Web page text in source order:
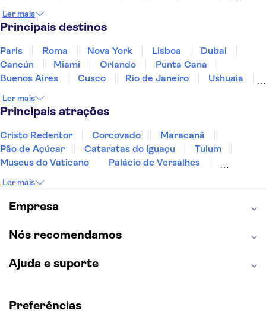
Panamá
Peru
Ler mais
Principais destinos
Paris Roma Nova York Lisboa
Dubai
Cancún
Miami Orlando
Punta Cana
Buenos Aires
Cusco Rio de Janeiro
Ushuaia
Fernando de Noronha
Ler mais
Principais atrações
Cristo Redentor Corcovado
Maracanã
Pão de Açúcar
Cataratas do Iguaçu
Tulum
Museus do Vaticano
Palácio de Versalhes
Museu do Louvre
Sagrada Família
Estátua da Liberdade
Torre de Belém
Discovery Cove
Ler mais
Empresa
Nós recomendamos
Ajuda e suporte
Preferências